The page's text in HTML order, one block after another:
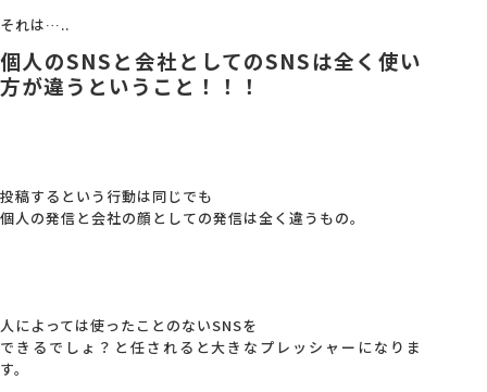
それは…..
個人のSNSと会社としてのSNSは全く使い
方が違うということ！！！
投稿するという行動は同じでも
個人の発信と会社の顔としての発信は全く違うもの。
人によっては使ったことのないSNSを
できるでしょ？と任されると大きなプレッシャーになりま
す。